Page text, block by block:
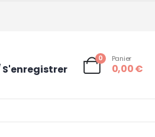
S'enregistrer
0 Panier
0,00€